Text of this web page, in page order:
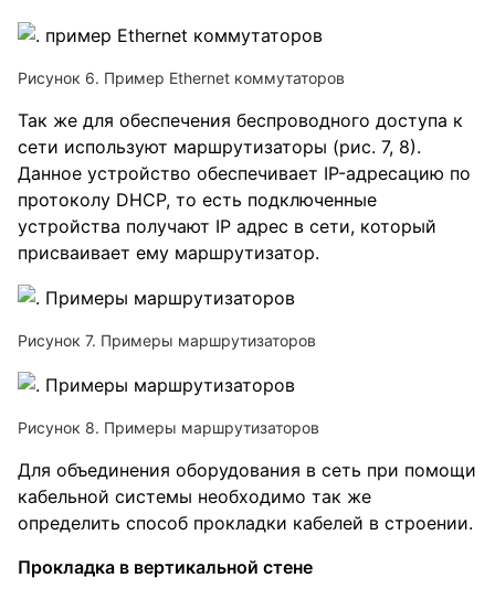
Рисунок 6. Пример Ethernet коммутаторов
Так же для обеспечения беспроводного доступа к
сети используют маршрутизаторы (рис. 7, 8).
Данное устройство обеспечивает IP-адресацию по
протоколу DHCP, то есть подключенные
устройства получают IP адрес в сети, который
присваивает ему маршрутизатор.
Рисунок 7. Примеры маршрутизаторов
Рисунок 8. Примеры маршрутизаторов
Для объединения оборудования в сеть при помощи
кабельной системы необходимо так же
определить способ прокладки кабелей в строении.
Прокладка в вертикальной стене